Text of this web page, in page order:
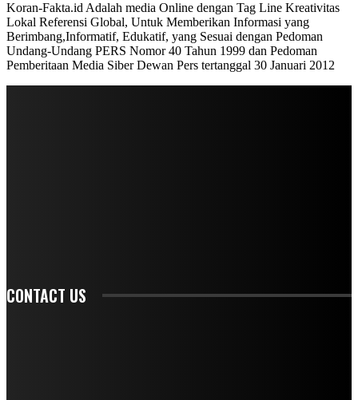
Koran-Fakta.id Adalah media Online dengan Tag Line Kreativitas
Lokal Referensi Global, Untuk Memberikan Informasi yang
Berimbang,Informatif, Edukatif, yang Sesuai dengan Pedoman
Undang-Undang PERS Nomor 40 Tahun 1999 dan Pedoman
Pemberitaan Media Siber Dewan Pers tertanggal 30 Januari 2012
CONTACT US